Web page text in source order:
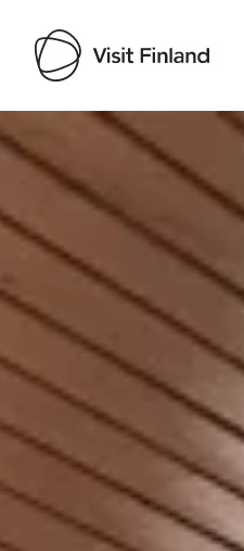
Visit